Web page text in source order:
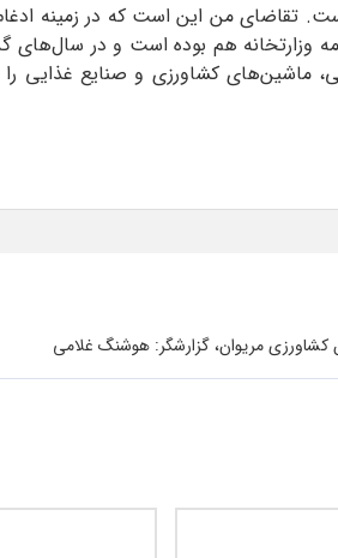
تقاضای من این است که در زمینه
وزارتخانه هم بوده است و در
ماشین‌های کشاورزی و صنایع غذایی
کشاورزی مریوان، گزارشگر: هوشنگ غلامی